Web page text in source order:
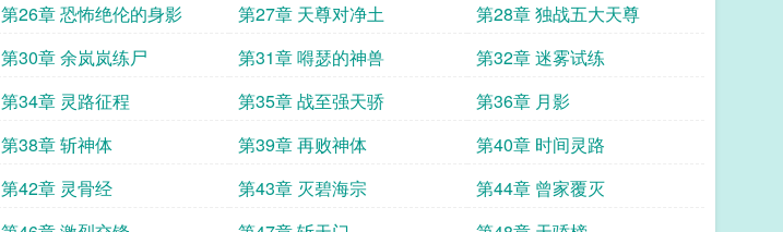
第26章 恐怖绝伦的身影 第27章 天尊对净土
第28章 独战五大天尊
第30章 余岚岚练尸 第31章 嘚瑟的神兽
第32章 迷雾试练
第34章 灵路征程 第35章 战至强天骄
第36章 月影
第38章 斩神体 第39章 再败神体
第40章 时间灵路
第42章 灵骨经 第43章 灭碧海宗
第44章 曾家覆灭